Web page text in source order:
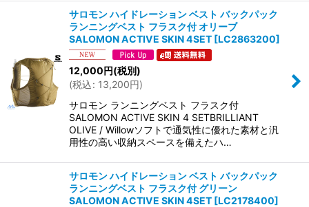
サロモン ハイドレーション ベスト バックパック
ランニングベスト フラスク付 オリーブ
SALOMON ACTIVE SKIN 4SET [LC2863200]
12,000円(税別)
(税込: 13,200円)
サロモン ランニングベスト フラスク付
SALOMON ACTIVE SKIN 4 SETBRILLIANT
OLIVE / Willowソフトで通気性に優れた素材と汎
用性の高い収納スペースを備えたハ…
サロモン ハイドレーション ベスト バックパック
ランニングベスト フラスク付 グリーン
SALOMON ACTIVE SKIN 4SET [LC2178400]